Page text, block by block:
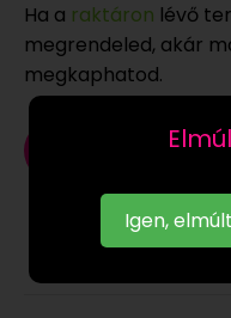
Igen,
Ha a raktáron lévő
megrendeled, akár
megkaphatod.